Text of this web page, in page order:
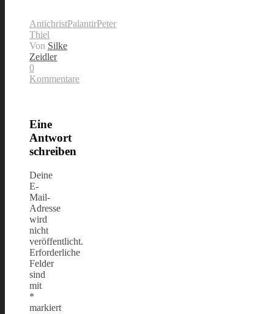
AntichristPalantirPeter
Thiel
Von Silke
Zeidler
0
Kommentare
Eine
Antwort
schreiben
Deine
E-
Mail-
Adresse
wird
nicht
veröffentlicht.
Erforderliche
Felder
sind
mit
*
markiert